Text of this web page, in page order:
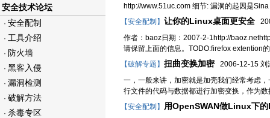
安全技术论坛
· 安全配制
· 工具介绍
· 防火墙
· 黑客入侵
· 漏洞检测
· 破解方法
· 杀毒专区
http://www.51uc.com 细节: 漏洞的起因是
【安全配制】 让你的Linux桌面更安全
作者：baoz日期：2007-2-1http://
请保留上面的信息。TODO:firefox extention
【破解专题】 扭曲变换加密2006-12-15 刘
一，一般来讲，加密就是加壳我们经常考虑
行文件的代码与数据都进行加密变换，作为
【安全配制】 用OpenSWAN做Linux下